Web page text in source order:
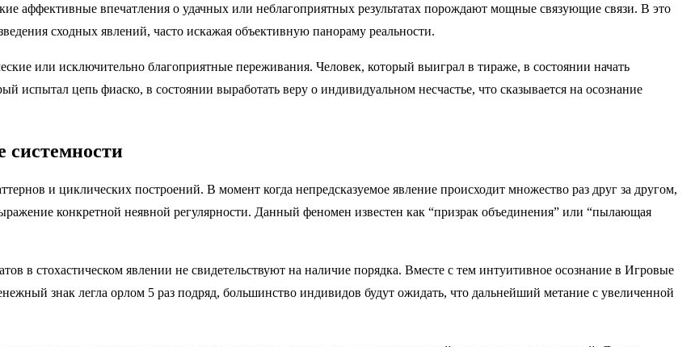
аффективные впечатления о удачных или неблагоприятных результатах порождают мощные связующие связи. В это
сходных явлений, часто искажая объективную панораму реальности.
или исключительно благоприятные переживания. Человек, который выиграл в тираже, в состоянии начать
испытал цепь фиаско, в состоянии выработать веру о индивидуальном несчастье, что сказывается на осознание
системности
и циклических построений. В момент когда непредсказуемое явление происходит множество раз друг за другом,
конкретной неявной регулярности. Данный феномен известен как “призрак объединения” или “пылающая
в стохастическом явлении не свидетельствуют на наличие порядка. Вместе с тем интуитивное осознание в Игровые
знак легла орлом 5 раз подряд, большинство индивидов будут ожидать, что дальнейший метание с увеличенной